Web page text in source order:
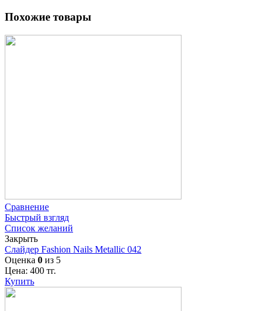
Похожие товары
Сравнение
Быстрый взгляд
Список желаний
Закрыть
Слайдер Fashion Nails Metallic 042
Оценка 0 из 5
Цена: 400 тг.
Купить